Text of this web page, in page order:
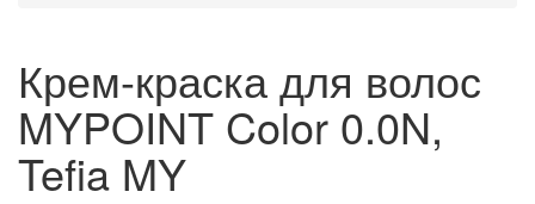
Крем-краска для волос
MYPOINT Color 0.0N,
Tefia MY